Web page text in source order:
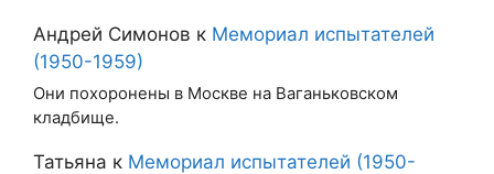
Андрей Симонов к Мемориал испытателей
(1950-1959)
Они похоронены в Москве на Ваганьковском
кладбище.
Татьяна к Мемориал испытателей (1950-